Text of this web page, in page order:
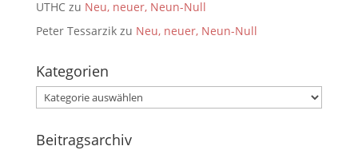
UTHCzu Neu, neuer, Neun-Null
Peter Tessarzikzu Neu, neuer, Neun-Null
Kategorien
Kategorien
Beitragsarchiv